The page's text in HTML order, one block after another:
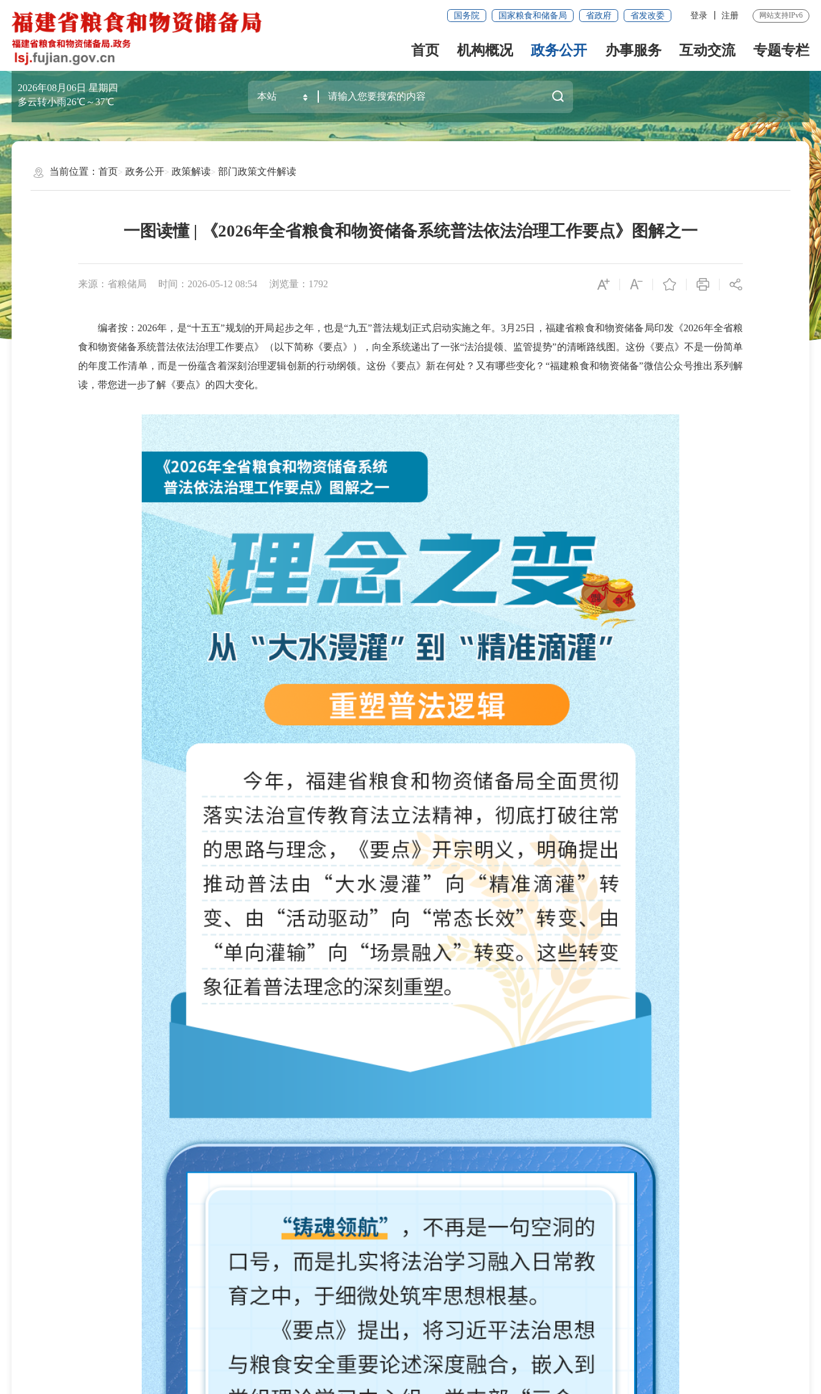
国务院 国家粮食和储备局 省政府 省发改委 登录 注册 网站支持IPv6
首页 机构概况 政务公开 办事服务 互动交流 专题专栏
2026年08月06日 星期四
多云转小雨26℃～37℃
当前位置： 首页 政务公开 政策解读 部门政策文件解读
一图读懂 | 《2026年全省粮食和物资储备系统普法依法治理工作要点》图解之一
来源：省粮储局 时间：2026-05-12 08:54 浏览量：1792
编者按：2026年，是“十五五”规划的开局起步之年，也是“九五”普法规划正式启动实施之年。3月25日，福建省粮食和物资储备局印发《2026年全省粮
食和物资储备系统普法依法治理工作要点》（以下简称《要点》），向全系统递出了一张“法治提领、监管提势”的清晰路线图。这份《要点》不是一份简单
的年度工作清单，而是一份蕴含着深刻治理逻辑创新的行动纲领。这份《要点》新在何处？又有哪些变化？“福建粮食和物资储备”微信公众号推出系列解
读，带您进一步了解《要点》的四大变化。